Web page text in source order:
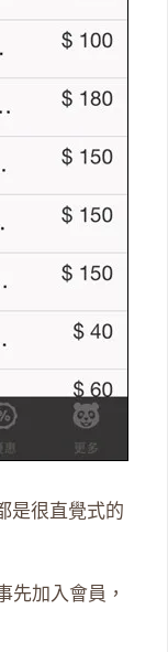
是很直覺式的
先加入會員，